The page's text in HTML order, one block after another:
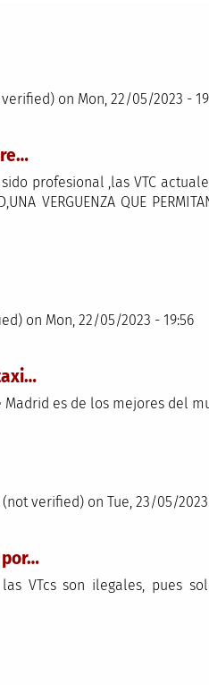
on Mon, 22/05/2023 -
profesional ,las VTC actuales
VERGUENZA QUE
on Mon, 22/05/2023 - 19:56
es de los mejores del
verified) on Tue, 23/05/
VTcs son ilegales, pues